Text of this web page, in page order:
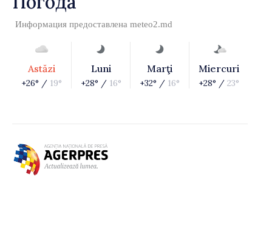
Информация предоставлена meteo2.md
Astăzi
+26° / 19°
Luni
+28° / 16°
Marţi
+32° / 16°
Miercuri
+28° / 23°